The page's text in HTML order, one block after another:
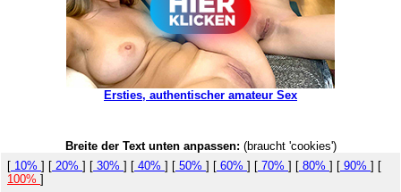
Ersties, authentischer amateur Sex
Breite der Text unten anpassen: (braucht 'cookies')
[ 10% ] [ 20% ] [ 30% ] [ 40% ] [ 50% ] [ 60% ] [ 70% ] [ 80% ] [ 90% ] [
100% ]